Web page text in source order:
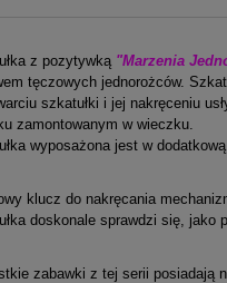
z pozytywką "Marzenia
tęczowych jednorożców.
szkatułki i jej nakręceniu
zamontowanym w wieczku.
wyposażona jest w
klucz do nakręcania
doskonale sprawdzi się, jako
zabawki z tej serii posiadają